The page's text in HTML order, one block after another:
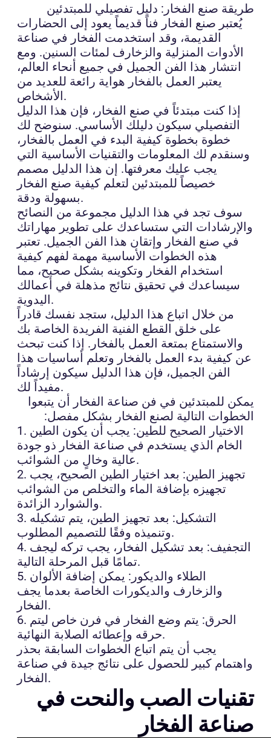
طريقة صنع الفخار: دليل تفصيلي للمبتدئين
يُعتبر صنع الفخار فناً قديماً يعود إلى الحضارات
القديمة، وقد استخدمت الفخار في صناعة
الأدوات المنزلية والزخارف لمئات السنين. ومع
انتشار هذا الفن الجميل في جميع أنحاء العالم،
يعتبر العمل بالفخار هواية رائعة للعديد من
الأشخاص.
إذا كنت مبتدئاً في صنع الفخار، فإن هذا الدليل
التفصيلي سيكون دليلك الأساسي. سنوضح لك
خطوة بخطوة كيفية البدء في العمل بالفخار،
وسنقدم لك المعلومات والتقنيات الأساسية التي
يجب عليك معرفتها. إن هذا الدليل مصمم
خصيصاً للمبتدئين لتعلم كيفية صنع الفخار
بسهولة ودقة.
سوف تجد في هذا الدليل مجموعة من النصائح
والإرشادات التي ستساعدك على تطوير مهاراتك
في صنع الفخار وإتقان هذا الفن الجميل. تعتبر
هذه الخطوات الأساسية مهمة لفهم كيفية
استخدام الفخار وتكوينه بشكل صحيح، مما
سيساعدك في تحقيق نتائج مذهلة في أعمالك
اليدوية.
من خلال اتباع هذا الدليل، ستجد نفسك قادراً
على خلق القطع الفنية الفريدة الخاصة بك
والاستمتاع بمتعة العمل بالفخار. إذا كنت تبحث
عن كيفية بدء العمل بالفخار وتعلم أساسيات هذا
الفن الجميل، فإن هذا الدليل سيكون إرشاداً
مفيداً لك.
يمكن للمبتدئين في فن صناعة الفخار أن يتبعوا
الخطوات التالية لصنع الفخار بشكل مفصل:
1. الاختيار الصحيح للطين: يجب أن يكون الطين
الخام الذي يستخدم في صناعة الفخار ذو جودة
عالية وخالٍ من الشوائب.
2. تجهيز الطين: بعد اختيار الطين الصحيح، يجب
تجهيزه بإضافة الماء والتخلص من الشوائب
والشوارد الزائدة.
3. التشكيل: بعد تجهيز الطين، يتم تشكيله
وتنميذه وفقًا للتصميم المطلوب.
4. التجفيف: بعد تشكيل الفخار، يجب تركه ليجف
تمامًا قبل المرحلة التالية.
5. الطلاء والديكور: يمكن إضافة الألوان
والزخارف والديكورات الخاصة بعدما يجف
الفخار.
6. الحرق: يتم وضع الفخار في فرن خاص ليتم
حرقه وإعطائه الصلابة النهائية.
يجب أن يتم اتباع الخطوات السابقة بحذر
واهتمام كبير للحصول على نتائج جيدة في صناعة
الفخار.
تقنيات الصب والنحت في
صناعة الفخار